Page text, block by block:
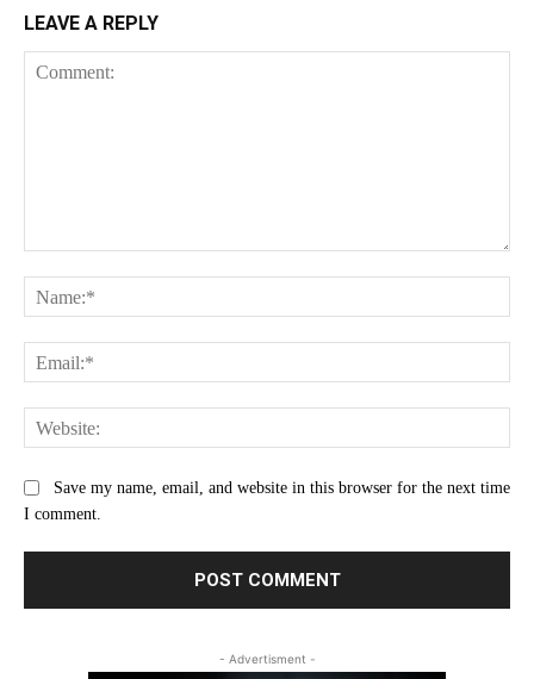
LEAVE A REPLY
Save my name, email, and website in this browser for the next time
I comment.
- Advertisment -